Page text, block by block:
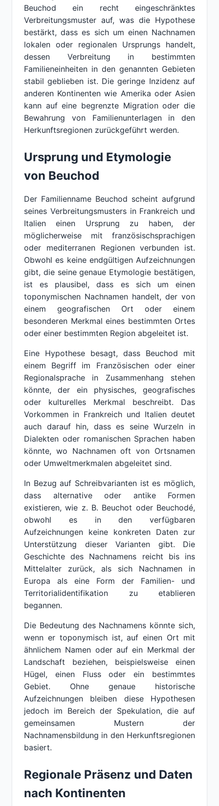
Beuchod ein recht eingeschränktes
Verbreitungsmuster auf, was die Hypothese
bestärkt, dass es sich um einen Nachnamen
lokalen oder regionalen Ursprungs handelt,
dessen Verbreitung in bestimmten
Familieneinheiten in den genannten Gebieten
stabil geblieben ist. Die geringe Inzidenz auf
anderen Kontinenten wie Amerika oder Asien
kann auf eine begrenzte Migration oder die
Bewahrung von Familienunterlagen in den
Herkunftsregionen zurückgeführt werden.
Ursprung und Etymologie
von Beuchod
Der Familienname Beuchod scheint aufgrund
seines Verbreitungsmusters in Frankreich und
Italien einen Ursprung zu haben, der
möglicherweise mit französischsprachigen
oder mediterranen Regionen verbunden ist.
Obwohl es keine endgültigen Aufzeichnungen
gibt, die seine genaue Etymologie bestätigen,
ist es plausibel, dass es sich um einen
toponymischen Nachnamen handelt, der von
einem geografischen Ort oder einem
besonderen Merkmal eines bestimmten Ortes
oder einer bestimmten Region abgeleitet ist.
Eine Hypothese besagt, dass Beuchod mit
einem Begriff im Französischen oder einer
Regionalsprache in Zusammenhang stehen
könnte, der ein physisches, geografisches
oder kulturelles Merkmal beschreibt. Das
Vorkommen in Frankreich und Italien deutet
auch darauf hin, dass es seine Wurzeln in
Dialekten oder romanischen Sprachen haben
könnte, wo Nachnamen oft von Ortsnamen
oder Umweltmerkmalen abgeleitet sind.
In Bezug auf Schreibvarianten ist es möglich,
dass alternative oder antike Formen
existieren, wie z. B. Beuchot oder Beuchodé,
obwohl es in den verfügbaren
Aufzeichnungen keine konkreten Daten zur
Unterstützung dieser Varianten gibt. Die
Geschichte des Nachnamens reicht bis ins
Mittelalter zurück, als sich Nachnamen in
Europa als eine Form der Familien- und
Territorialidentifikation zu etablieren
begannen.
Die Bedeutung des Nachnamens könnte sich,
wenn er toponymisch ist, auf einen Ort mit
ähnlichem Namen oder auf ein Merkmal der
Landschaft beziehen, beispielsweise einen
Hügel, einen Fluss oder ein bestimmtes
Gebiet. Ohne genaue historische
Aufzeichnungen bleiben diese Hypothesen
jedoch im Bereich der Spekulation, die auf
gemeinsamen Mustern der
Nachnamensbildung in den Herkunftsregionen
basiert.
Regionale Präsenz und Daten
nach Kontinenten